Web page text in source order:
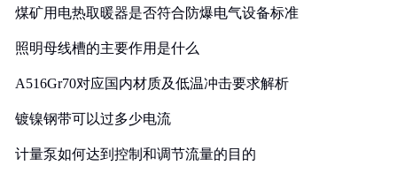
煤矿用电热取暖器是否符合防爆电气设备标准
照明母线槽的主要作用是什么
A516Gr70对应国内材质及低温冲击要求解析
镀镍钢带可以过多少电流
计量泵如何达到控制和调节流量的目的